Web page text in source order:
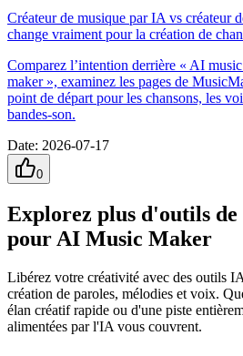
Créateur de musique par IA vs créateur
change vraiment pour la création de
Comparez l’intention derrière « AI
maker », examinez les pages de
point de départ pour les chansons, les
bandes-son.
Date: 2026-07-17
0
Explorez plus d'outils de
pour AI Music Maker
Libérez votre créativité avec des outils
création de paroles, mélodies et voix.
élan créatif rapide ou d'une piste
alimentées par l'IA vous couvrent.